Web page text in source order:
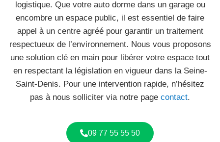
logistique. Que votre auto dorme dans un garage ou
encombre un espace public, il est essentiel de faire
appel à un centre agréé pour garantir un traitement
respectueux de l’environnement. Nous vous proposons
une solution clé en main pour libérer votre espace tout
en respectant la législation en vigueur dans la Seine-
Saint-Denis. Pour une intervention rapide, n’hésitez
pas à nous solliciter via notre page contact.
09 77 55 55 50